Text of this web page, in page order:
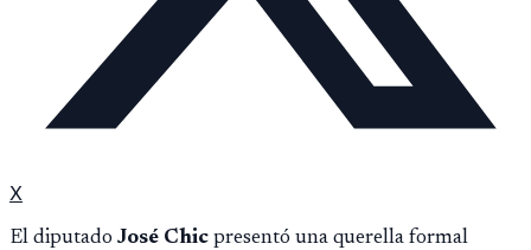
X
El diputado José Chic presentó una querella formal